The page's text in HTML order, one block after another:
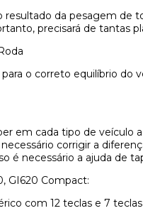
da pesagem de
precisará de tantas
o correto equilíbrio do
em cada tipo de veículo
corrigir a
é necessário a ajuda de
GI620 Compact:
com 12 teclas e 7